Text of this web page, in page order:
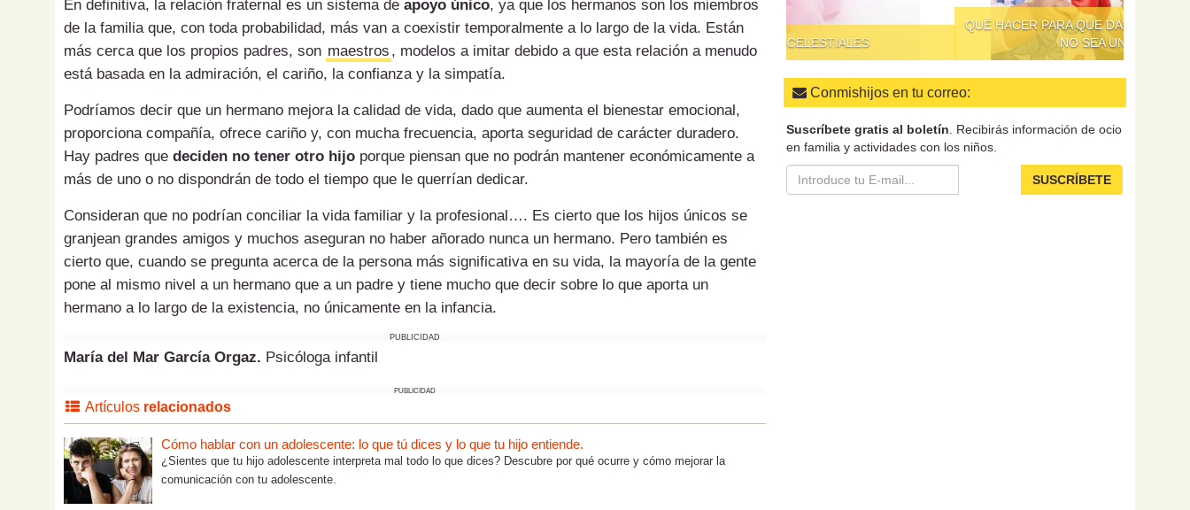
En definitiva, la relación fraternal es un sistema de apoyo único, ya que los hermanos son los miembros
de la familia que, con toda probabilidad, más van a coexistir temporalmente a lo largo de la vida. Están
más cerca que los propios padres, son maestros , modelos a imitar debido a que esta relación a menudo
está basada en la admiración, el cariño, la confianza y la simpatía.
Podríamos decir que un hermano mejora la calidad de vida, dado que aumenta el bienestar emocional,
proporciona compañía, ofrece cariño y, con mucha frecuencia, aporta seguridad de carácter duradero.
Hay padres que deciden no tener otro hijo porque piensan que no podrán mantener económicamente a
más de uno o no dispondrán de todo el tiempo que le querrían dedicar.
Consideran que no podrían conciliar la vida familiar y la profesional…. Es cierto que los hijos únicos se
granjean grandes amigos y muchos aseguran no haber añorado nunca un hermano. Pero también es
cierto que, cuando se pregunta acerca de la persona más significativa en su vida, la mayoría de la gente
pone al mismo nivel a un hermano que a un padre y tiene mucho que decir sobre lo que aporta un
hermano a lo largo de la existencia, no únicamente en la infancia.
PUBLICIDAD
María del Mar García Orgaz. Psicóloga infantil
PUBLICIDAD
Artículos relacionados
Cómo hablar con un adolescente: lo que tú dices y lo que tu hijo entiende.
¿Sientes que tu hijo adolescente interpreta mal todo lo que dices? Descubre por qué ocurre y cómo mejorar la
comunicación con tu adolescente.
QUÉ HACER PARA QUE DAR DE COMER A LOS NIÑOS
Conmishijos en tu correo:
Suscríbete gratis al boletín . Recibirás información de ocio
en familia y actividades con los niños.
SUSCRÍBETE